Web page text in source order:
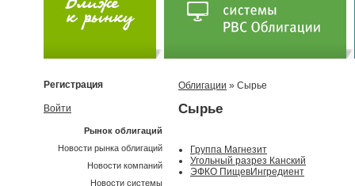
Облигации » Сырье
Сырье
Группа Магнезит
Угольный разрез Канский
ЭФКО ПищевИнгредиент
Регистрация
Войти
Рынок облигаций
Новости рынка облигаций
Новости компаний
Новости системы